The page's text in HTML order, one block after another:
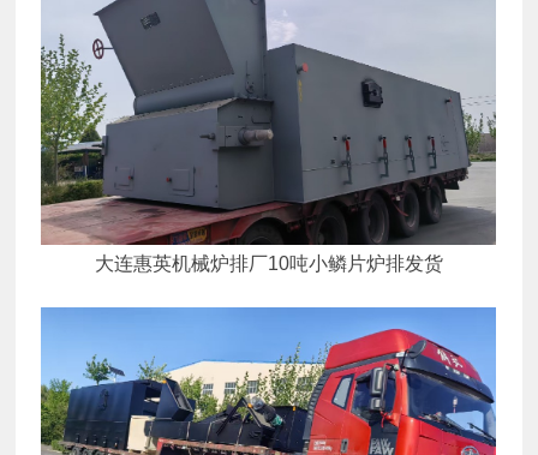
大连惠英机械炉排厂10吨小鳞片炉排发货